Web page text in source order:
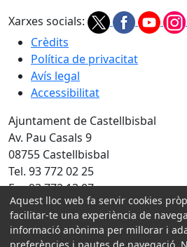
Xarxes socials:
Crèdits
Política de privacitat
Avís legal
Accessibilitat
Ajuntament de Castellbisbal
Av. Pau Casals 9
08755 Castellbisbal
Tel. 93 772 02 25
Fax 93 772 13 07
Amb la col·laboració de:
Aquest lloc web fa servir cookies
facilitar-te una experiència de
informació anònima per millorar i